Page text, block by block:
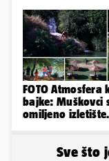
FOTO Atmosfera
bajke: Muškovci
omiljeno izletište
Sve što